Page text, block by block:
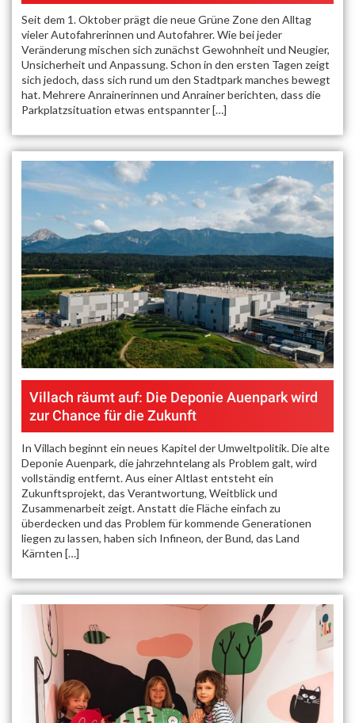
Seit dem 1. Oktober prägt die neue Grüne Zone den Alltag
vieler Autofahrerinnen und Autofahrer. Wie bei jeder
Veränderung mischen sich zunächst Gewohnheit und Neugier,
Unsicherheit und Anpassung. Schon in den ersten Tagen zeigt
sich jedoch, dass sich rund um den Stadtpark manches bewegt
hat. Mehrere Anrainerinnen und Anrainer berichten, dass die
Parkplatzsituation etwas entspannter […]
Villach räumt auf: Die Deponie Auenpark wird
zur Chance für die Zukunft
In Villach beginnt ein neues Kapitel der Umweltpolitik. Die alte
Deponie Auenpark, die jahrzehntelang als Problem galt, wird
vollständig entfernt. Aus einer Altlast entsteht ein
Zukunftsprojekt, das Verantwortung, Weitblick und
Zusammenarbeit zeigt. Anstatt die Fläche einfach zu
überdecken und das Problem für kommende Generationen
liegen zu lassen, haben sich Infineon, der Bund, das Land
Kärnten […]